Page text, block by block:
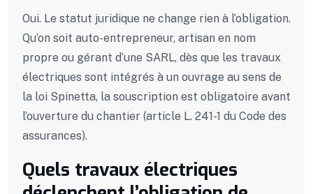
Oui. Le statut juridique ne change rien à l’obligation.
Qu’on soit auto-entrepreneur, artisan en nom
propre ou gérant d’une SARL, dès que les travaux
électriques sont intégrés à un ouvrage au sens de
la loi Spinetta, la souscription est obligatoire avant
l’ouverture du chantier (article L. 241-1 du Code des
assurances).
Quels travaux électriques